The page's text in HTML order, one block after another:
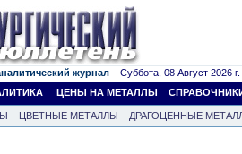
журнал Суббота, 08 Август 2026 г.
ЦЕНЫ НА МЕТАЛЛЫ
ЦВЕТНЫЕ МЕТАЛЛЫ
ДРАГОЦЕННЫЕ